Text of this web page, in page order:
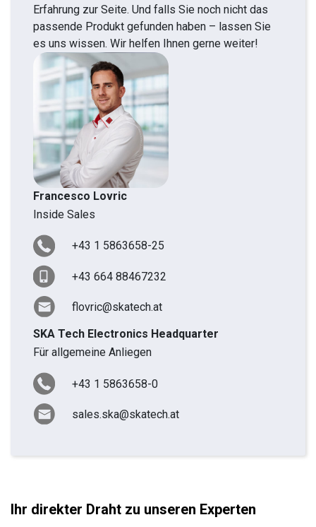
Erfahrung zur Seite. Und falls Sie noch nicht das
passende Produkt gefunden haben – lassen Sie
es uns wissen. Wir helfen Ihnen gerne weiter!
Francesco Lovric
Inside Sales
+43 1 5863658-25
+43 664 88467232
flovric@skatech.at
SKA Tech Electronics Headquarter
Für allgemeine Anliegen
+43 1 5863658-0
sales.ska@skatech.at
Ihr direkter Draht zu unseren Experten